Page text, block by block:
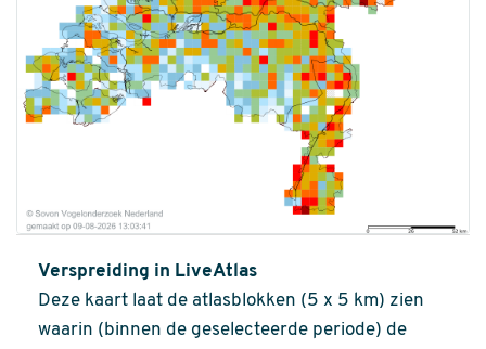
Verspreiding in LiveAtlas
Deze kaart laat de atlasblokken (5 x 5 km) zien
waarin (binnen de geselecteerde periode) de